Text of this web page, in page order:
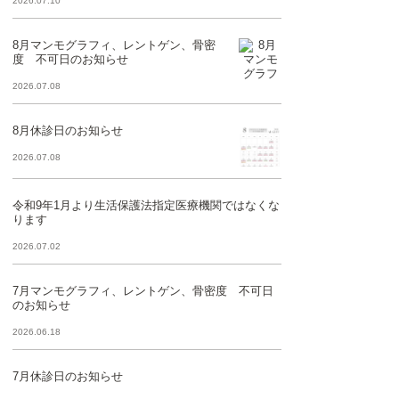
8月マンモグラフィ、レントゲン、骨密
度 不可日のお知らせ
2026.07.08
8月休診日のお知らせ
2026.07.08
令和9年1月より生活保護法指定医療機関ではなくな
ります
2026.07.02
7月マンモグラフィ、レントゲン、骨密度 不可日
のお知らせ
2026.06.18
7月休診日のお知らせ